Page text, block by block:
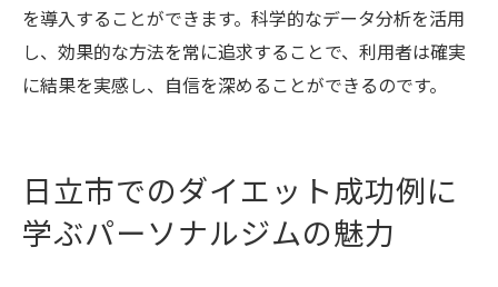
を導入することができます。科学的なデータ分析を活用
し、効果的な方法を常に追求することで、利用者は確実
に結果を実感し、自信を深めることができるのです。
日立市でのダイエット成功例に
学ぶパーソナルジムの魅力